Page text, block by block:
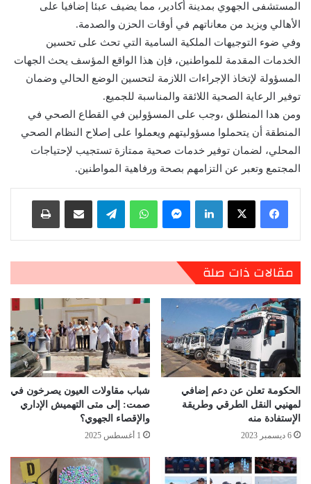
المستشفى الجهوي بمدينة أكادير، مما يضيف عبئا إضافيا على
الأهالي ويزيد من معاناتهم في أوقات الحزن والصدمة.
وفي ضوء التوجيهات الملكية السامية التي تحث على تحسين
الخدمات المقدمة للمواطنين، فإن هذا الواقع المؤسف يحث الجهات
المسؤولة لإتخاذ الإجراءات اللازمة لتحسين الوضع الحالي وضمان
توفير الرعاية الصحية اللائقة والمناسبة للجميع.
ومن هدا المنطلق ،وجب على المسؤولين في القطاع الصحي في
المنطقة أن يتحملوا مسؤوليتهم ويعملوا على إصلاح النظام الصحي
المحلي، لضمان توفير خدمات صحية ممتازة تستجيب لإحتياجات
المجتمع وتعبر عن التزامهم بصحة ورفاهية المواطنين.
لينكدإن ماسنجر واتساب تيلقرام مشاركة عبر البريد طباعة
مقالات ذات صلة
الحكومة تعلن عن دعم إضافي
لمهنيي النقل الطرقي وطريقة
الإستفادة منه
6 ديسمبر 2023
شباب مقاولات العيون يصرخون في
صمت: إلى متى التهميش الإداري
والإقصاء الجهوي؟
1 أغسطس 2025